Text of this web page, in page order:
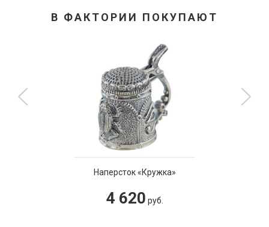
В ФАКТОРИИ ПОКУПАЮТ
Наперсток «Кружка»
4 620 руб.